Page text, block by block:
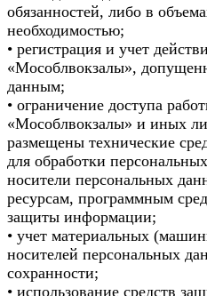
обязанностей, либо в
необходимостью;
• регистрация и учет
«Мособлвокзалы»,
данным;
• ограничение доступа
«Мособлвокзалы» и иных
размещены технические
для обработки
носители персональных
ресурсам, программным
защиты информации;
• учет материальных
носителей персональных
сохранности;
• использование средств